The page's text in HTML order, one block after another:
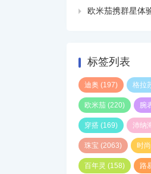

欧米茄携群星体
标签列表
迪奥 (197) 格拉
欧米茄 (220) 腕
穿搭 (169) 沛纳
珠宝 (2063) 时尚
百年灵 (158) 路